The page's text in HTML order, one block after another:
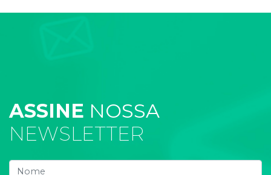
ASSINE NOSSA
NEWSLETTER